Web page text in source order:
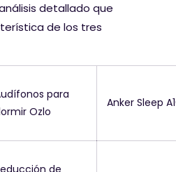
detallado que
de los tres
para
Ozlo
Anker Sleep